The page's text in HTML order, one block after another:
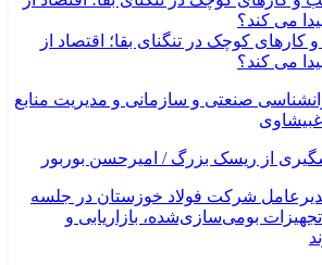
کوچک در تنگنای بقا؛ اقتصاد از
می کند؟
صنعتی و سازمانی و مدیریت منابع
از ریسک بزرگ / امیرحسن بوربور
مدیرعامل شرکت فولاد خوزستان در جلسه
بومی‌سازی‌شده، بازاریابی و